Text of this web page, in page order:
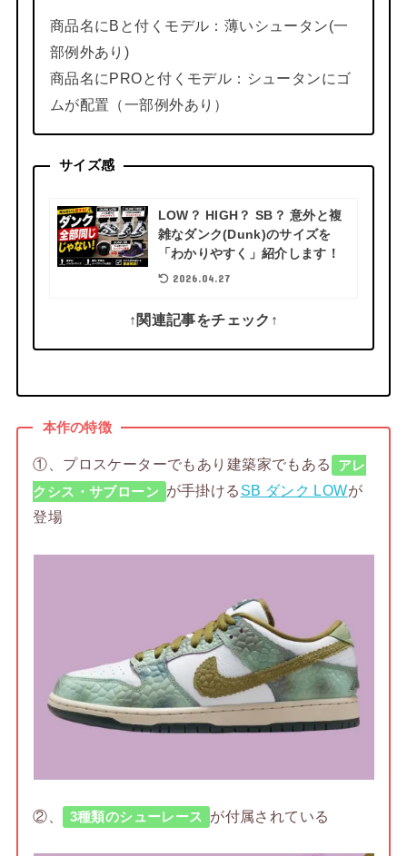
商品名にBと付くモデル：薄いシュータン(一
部例外あり)
商品名にPROと付くモデル：シュータンにゴ
ムが配置（一部例外あり）
サイズ感
LOW？ HIGH？ SB？ 意外と複
雑なダンク(Dunk)のサイズを
「わかりやすく」紹介します！
2026.04.27
↑関連記事をチェック↑
本作の特徴
①、プロスケーターでもあり建築家でもある
アレ
クシス・サブローン が手掛ける SB ダンク LOWが
登場
②、 3種類のシューレース が付属されている